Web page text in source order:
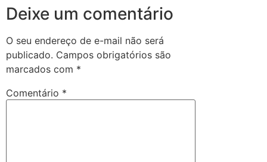
Deixe um comentário
O seu endereço de e-mail não será
publicado. Campos obrigatórios são
marcados com *
Comentário *